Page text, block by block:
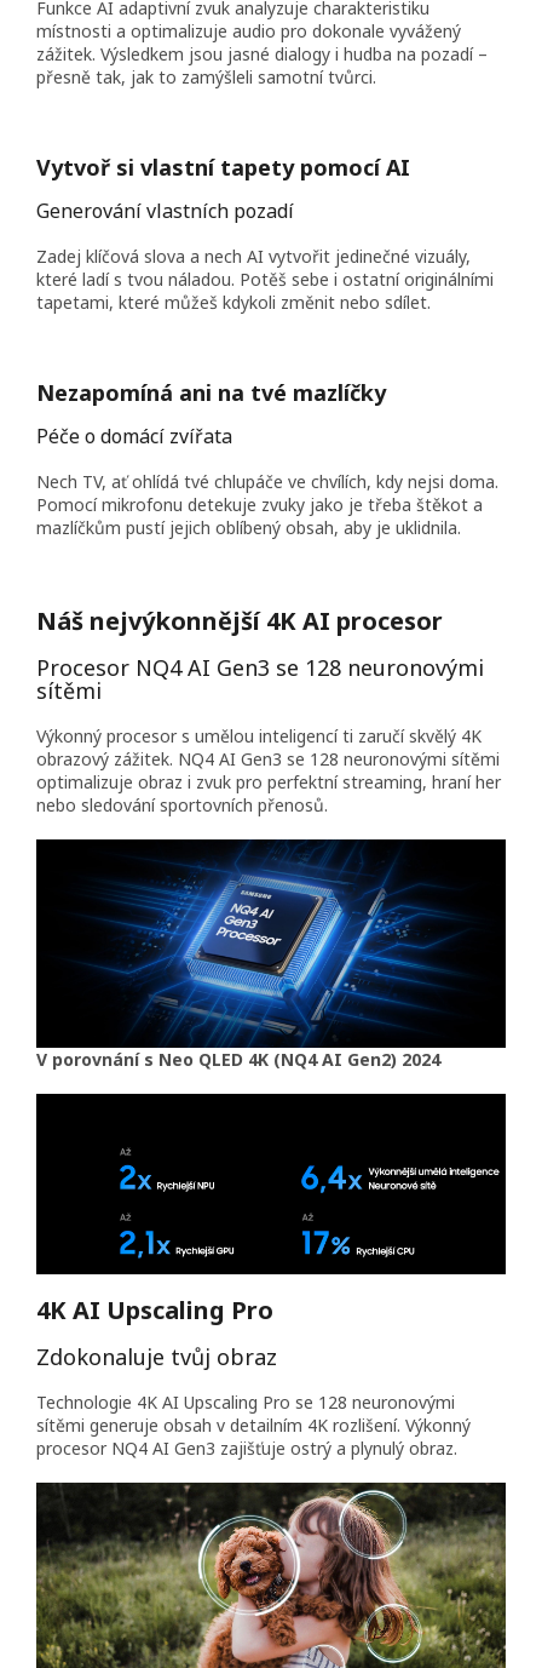
Funkce AI adaptivní zvuk analyzuje charakteristiku
místnosti a optimalizuje audio pro dokonale vyvážený
zážitek. Výsledkem jsou jasné dialogy i hudba na pozadí –
přesně tak, jak to zamýšleli samotní tvůrci.
Vytvoř si vlastní tapety pomocí AI
Generování vlastních pozadí
Zadej klíčová slova a nech AI vytvořit jedinečné vizuály,
které ladí s tvou náladou. Potěš sebe i ostatní originálními
tapetami, které můžeš kdykoli změnit nebo sdílet.
Nezapomíná ani na tvé mazlíčky
Péče o domácí zvířata
Nech TV, ať ohlídá tvé chlupáče ve chvílích, kdy nejsi doma.
Pomocí mikrofonu detekuje zvuky jako je třeba štěkot a
mazlíčkům pustí jejich oblíbený obsah, aby je uklidnila.
Náš nejvýkonnější 4K AI procesor
Procesor NQ4 AI Gen3 se 128 neuronovými
sítěmi
Výkonný procesor s umělou inteligencí ti zaručí skvělý 4K
obrazový zážitek. NQ4 AI Gen3 se 128 neuronovými sítěmi
optimalizuje obraz i zvuk pro perfektní streaming, hraní her
nebo sledování sportovních přenosů.
V porovnání s Neo QLED 4K (NQ4 AI Gen2) 2024
4K AI Upscaling Pro
Zdokonaluje tvůj obraz
Technologie 4K AI Upscaling Pro se 128 neuronovými
sítěmi generuje obsah v detailním 4K rozlišení. Výkonný
procesor NQ4 AI Gen3 zajišťuje ostrý a plynulý obraz.